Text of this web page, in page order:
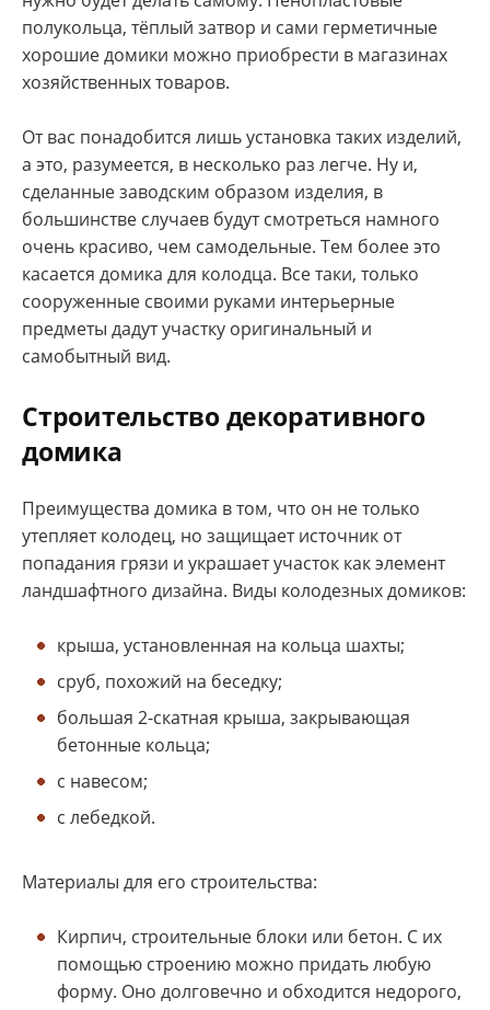
полукольца, тёплый затвор и сами герметичные
хорошие домики можно приобрести в магазинах
хозяйственных товаров.
От вас понадобится лишь установка таких изделий,
а это, разумеется, в несколько раз легче. Ну и,
сделанные заводским образом изделия, в
большинстве случаев будут смотреться намного
очень красиво, чем самодельные. Тем более это
касается домика для колодца. Все таки, только
сооруженные своими руками интерьерные
предметы дадут участку оригинальный и
самобытный вид.
Строительство декоративного
домика
Преимущества домика в том, что он не только
утепляет колодец, но защищает источник от
попадания грязи и украшает участок как элемент
ландшафтного дизайна. Виды колодезных домиков:
крыша, установленная на кольца шахты;
сруб, похожий на беседку;
большая 2-скатная крыша, закрывающая
бетонные кольца;
с навесом;
с лебедкой.
Материалы для его строительства:
Кирпич, строительные блоки или бетон. С их
помощью строению можно придать любую
форму. Оно долговечно и обходится недорого,